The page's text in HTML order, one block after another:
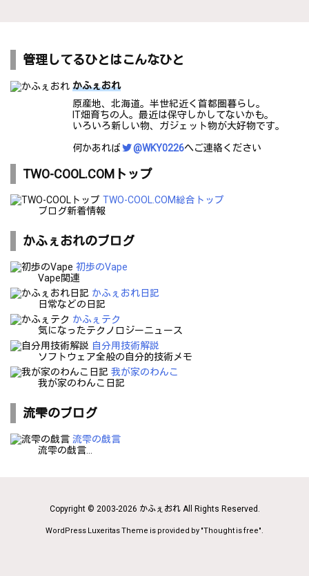
管理してるひとはこんなひと
かふぇおれ
原産地、北海道。半世紀近く首都圏暮らし。
IT畑育ちの人。最近は保守しかしてないかも。
いろいろ新しい物、ガジェット物が大好物です。
何かあれば
@WKY0226へご連絡ください
TWO-COOL.COMトップ
TWO-COOL.COM総合トップ
ブログ新着情報
かふぇおれのブログ
初歩のVape
Vape関連
かふぇおれ日記
日常などの日記
かふぇテク
気になったテクノロジーニュース
自分用技術解説
ソフトウェア全般の自分的技術メモ
我が家のわんこ
我が家のわんこ日記
流雫のブログ
流雫の戯言
流雫の戯言...
Copyright © 2003-2026 かふぇおれAll Rights Reserved.
WordPress Luxeritas Theme is provided by "Thought is free".